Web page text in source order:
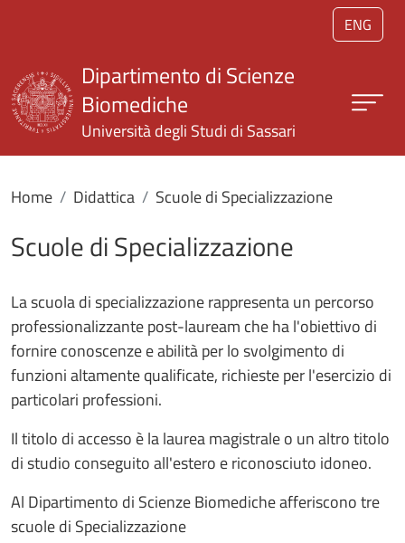
Salta al contenuto principale
ENG
Dipartimento di Scienze
Biomediche
Università degli Studi di Sassari
Home Didattica Scuole di Specializzazione
Scuole di Specializzazione
La scuola di specializzazione rappresenta un percorso
professionalizzante post-lauream che ha l'obiettivo di
fornire conoscenze e abilità per lo svolgimento di
funzioni altamente qualificate, richieste per l'esercizio di
particolari professioni.
Il titolo di accesso è la laurea magistrale o un altro titolo
di studio conseguito all'estero e riconosciuto idoneo.
Al Dipartimento di Scienze Biomediche afferiscono tre
scuole di Specializzazione